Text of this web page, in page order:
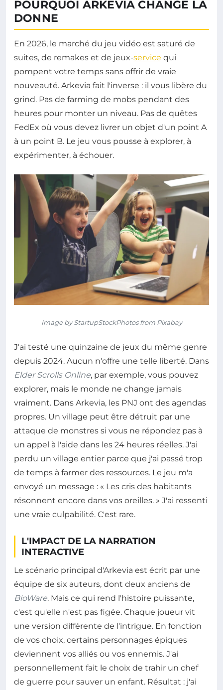
POURQUOI ARKEVIA CHANGE LA
DONNE
En 2026, le marché du jeu vidéo est saturé de
suites, de remakes et de jeux-service qui
pompent votre temps sans offrir de vraie
nouveauté. Arkevia fait l'inverse : il vous libère du
grind. Pas de farming de mobs pendant des
heures pour monter un niveau. Pas de quêtes
FedEx où vous devez livrer un objet d'un point A
à un point B. Le jeu vous pousse à explorer, à
expérimenter, à échouer.
Image by StartupStockPhotos from Pixabay
J'ai testé une quinzaine de jeux du même genre
depuis 2024. Aucun n'offre une telle liberté. Dans
Elder Scrolls Online, par exemple, vous pouvez
explorer, mais le monde ne change jamais
vraiment. Dans Arkevia, les PNJ ont des agendas
propres. Un village peut être détruit par une
attaque de monstres si vous ne répondez pas à
un appel à l'aide dans les 24 heures réelles. J'ai
perdu un village entier parce que j'ai passé trop
de temps à farmer des ressources. Le jeu m'a
envoyé un message : « Les cris des habitants
résonnent encore dans vos oreilles. » J'ai ressenti
une vraie culpabilité. C'est rare.
L'IMPACT DE LA NARRATION
INTERACTIVE
Le scénario principal d'Arkevia est écrit par une
équipe de six auteurs, dont deux anciens de
BioWare. Mais ce qui rend l'histoire puissante,
c'est qu'elle n'est pas figée. Chaque joueur vit
une version différente de l'intrigue. En fonction
de vos choix, certains personnages épiques
deviennent vos alliés ou vos ennemis. J'ai
personnellement fait le choix de trahir un chef
de guerre pour sauver un enfant. Résultat : j'ai